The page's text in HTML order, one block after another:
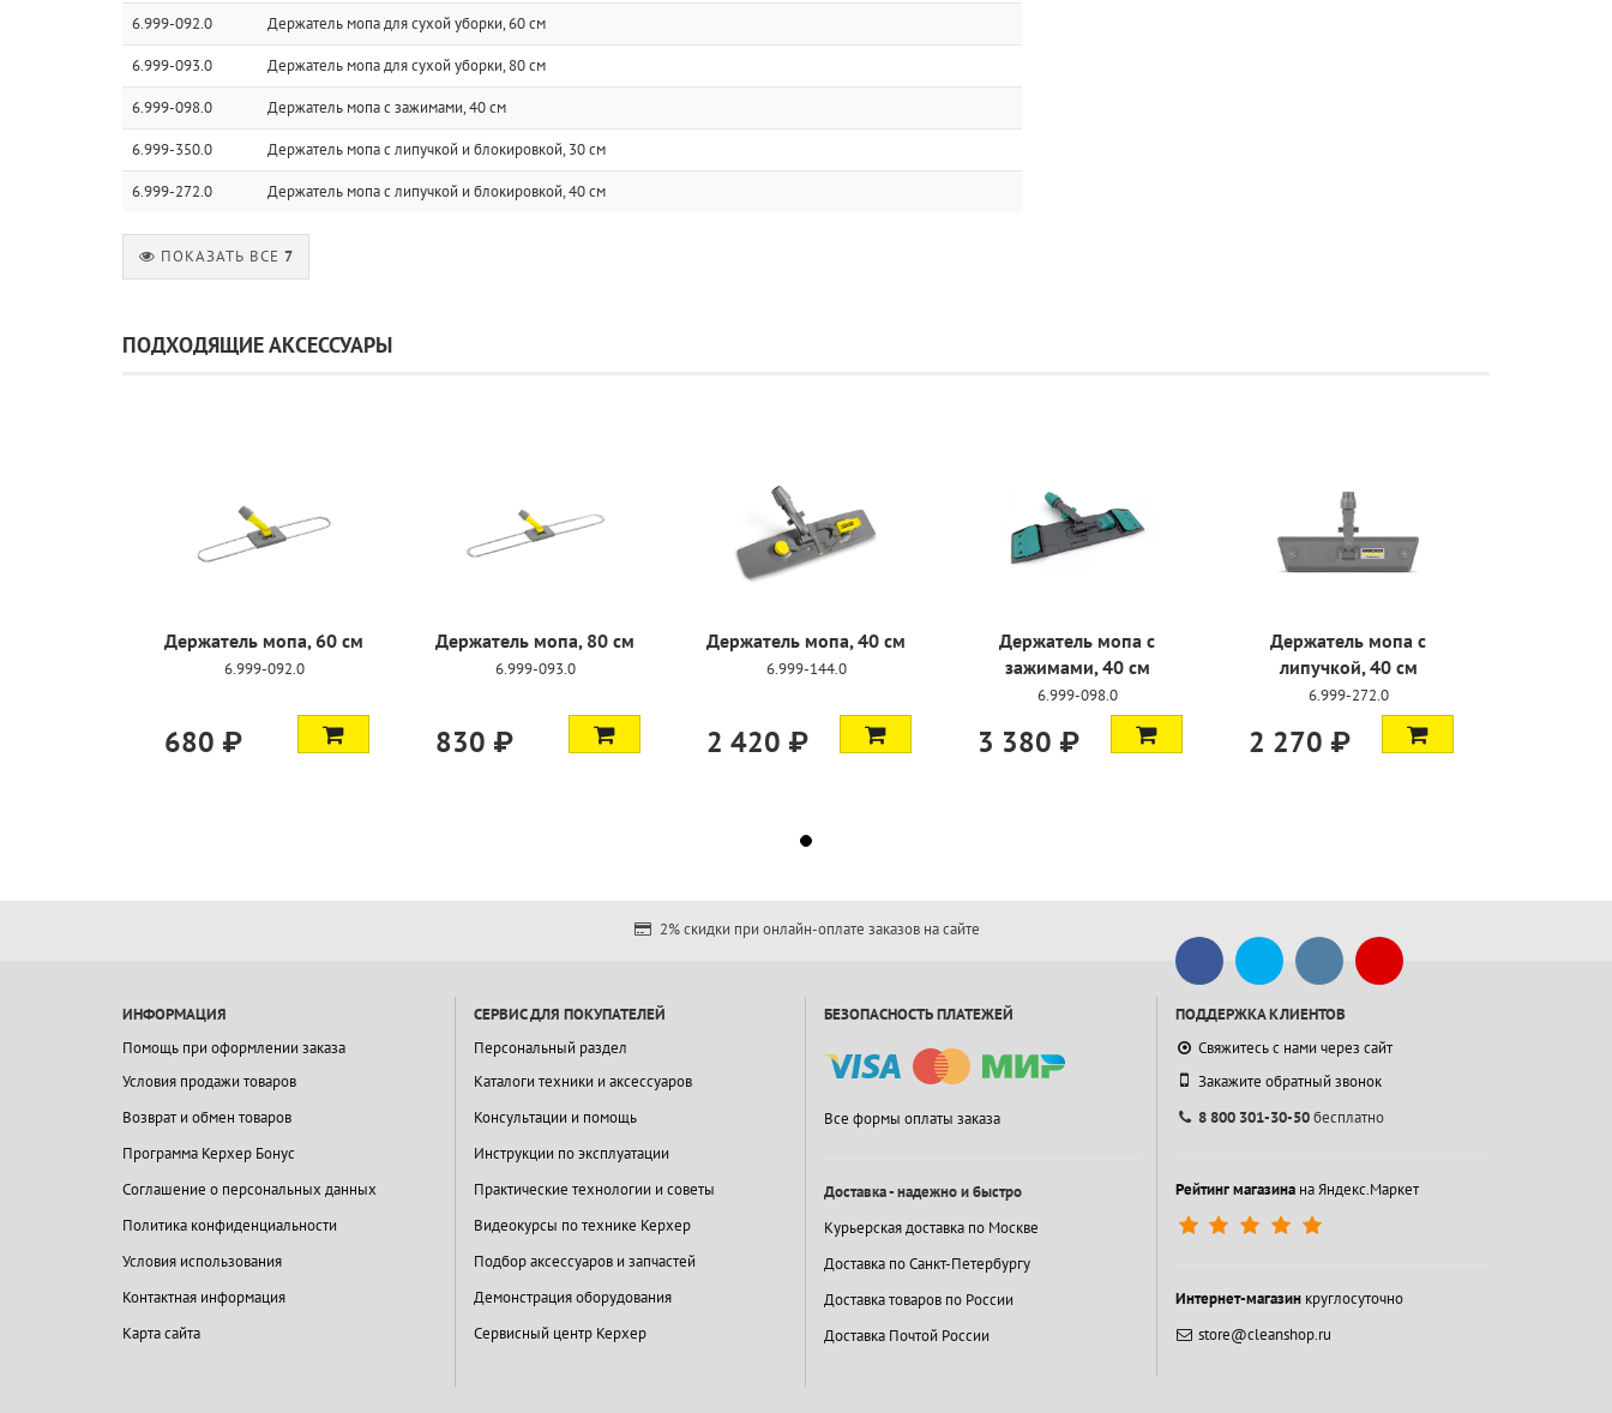
6.999-092.0 Держатель мопа для сухой уборки, 60 см
6.999-093.0 Держатель мопа для сухой уборки, 80 см
6.999-098.0 Держатель мопа с зажимами, 40 см
6.999-350.0 Держатель мопа с липучкой и блокировкой, 30 см
6.999-272.0 Держатель мопа с липучкой и блокировкой, 40 см
ПОКАЗАТЬ ВСЕ7
ПОДХОДЯЩИЕ АКСЕССУАРЫ
Держатель мопа, 60 см
6.999-092.0
680 ₽
Держатель мопа, 80 см
6.999-093.0
830 ₽
Держатель мопа, 40 см
6.999-144.0
2 420 ₽
Держатель мопа с
зажимами, 40 см
6.999-098.0
3 380 ₽
Держатель мопа с
липучкой, 40 см
6.999-272.0
2 270 ₽
2% скидки при онлайн-оплате заказов на сайте
ИНФОРМАЦИЯ
Помощь при оформлении заказа
Условия продажи товаров
Возврат и обмен товаров
Программа Керхер Бонус
Соглашение о персональных данных
Политика конфиденциальности
Условия использования
Контактная информация
Карта сайта
СЕРВИС ДЛЯ ПОКУПАТЕЛЕЙ
Персональный раздел
Каталоги техники и аксессуаров
Консультации и помощь
Инструкции по эксплуатации
Практические технологии и советы
Видеокурсы по технике Керхер
Подбор аксессуаров и запчастей
Демонстрация оборудования
Сервисный центр Керхер
БЕЗОПАСНОСТЬ ПЛАТЕЖЕЙ
Все формы оплаты заказа
Доставка - надежно и быстро
Курьерская доставка по Москве
Доставка по Санкт-Петербургу
Доставка товаров по России
Доставка Почтой России
ПОДДЕРЖКА КЛИЕНТОВ
Свяжитесь с нами через сайт
Закажите обратный звонок
8 800 301-30-50бесплатно
Рейтинг магазинана Яндекс.Маркет
Интернет-магазинкруглосуточно
store@cleanshop.ru